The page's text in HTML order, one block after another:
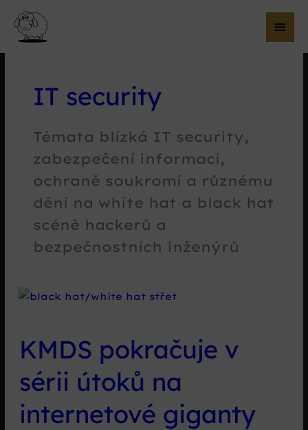
IT security
Témata blízká IT security,
zabezpečení informací,
ochraně soukromí a různému
dění na white hat a black hat
scéně hackerů a
bezpečnostních inženýrů
KMDS pokračuje v
sérii útoků na
internetové giganty